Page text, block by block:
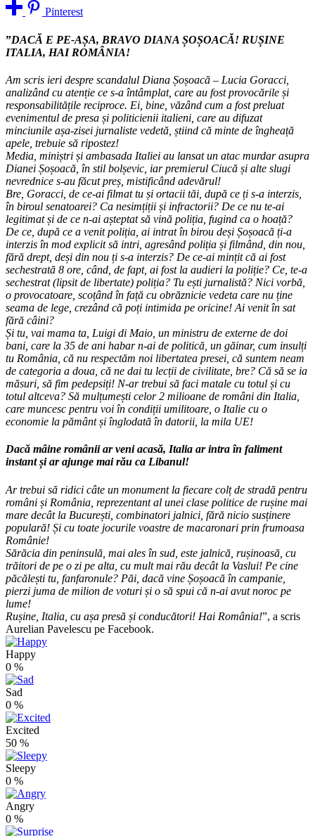
Pinterest
”DACĂ E PE-AȘA, BRAVO DIANA ȘOȘOACĂ! RUȘINE
ITALIA, HAI ROMÂNIA!
Am scris ieri despre scandalul Diana Șoșoacă – Lucia Goracci,
analizând cu atenție ce s-a întâmplat, care au fost provocările și
responsabilitățile reciproce. Ei, bine, văzând cum a fost preluat
evenimentul de presa și politicienii italieni, care au difuzat
minciunile așa-zisei jurnaliste vedetă, știind că minte de îngheață
apele, trebuie să ripostez!
Media, miniștri și ambasada Italiei au lansat un atac murdar asupra
Dianei Șoșoacă, în stil bolșevic, iar premierul Ciucă și alte slugi
nevrednice s-au făcut preș, mistificând adevărul!
Bre, Goracci, de ce-ai filmat tu și ortacii tăi, după ce ți s-a interzis,
în biroul senatoarei? Ca nesimțiții și infractorii? De ce nu te-ai
legitimat și de ce n-ai așteptat să vină poliția, fugind ca o hoață?
De ce, după ce a venit poliția, ai intrat în birou deși Șoșoacă ți-a
interzis în mod explicit să intri, agresând poliția și filmând, din nou,
fără drept, deși din nou ți s-a interzis? De ce-ai mințit că ai fost
sechestrată 8 ore, când, de fapt, ai fost la audieri la poliție? Ce, te-a
sechestrat (lipsit de libertate) poliția? Tu ești jurnalistă? Nici vorbă,
o provocatoare, scoțând în față cu obrăznicie vedeta care nu ține
seama de lege, crezând că poți intimida pe oricine! Ai venit în sat
fără câini?
Și tu, vai mama ta, Luigi di Maio, un ministru de externe de doi
bani, care la 35 de ani habar n-ai de politică, un găinar, cum insulți
tu România, că nu respectăm noi libertatea presei, că suntem neam
de categoria a doua, că ne dai tu lecții de civilitate, bre? Că să se ia
măsuri, să fim pedepsiți! N-ar trebui să faci matale cu totul și cu
totul altceva? Să mulțumești celor 2 milioane de români din Italia,
care muncesc pentru voi în condiții umilitoare, o Italie cu o
economie la pământ și înglodată în datorii, la mila UE!
Dacă mâine românii ar veni acasă, Italia ar intra în faliment
instant și ar ajunge mai rău ca Libanul!
Ar trebui să ridici câte un monument la fiecare colț de stradă pentru
români și România, reprezentant al unei clase politice de rușine mai
mare decât la București, combinatori jalnici, fără nicio susținere
populară! Și cu toate jocurile voastre de macaronari prin frumoasa
Românie!
Sărăcia din peninsulă, mai ales în sud, este jalnică, rușinoasă, cu
trăitori de pe o zi pe alta, cu mult mai rău decât la Vaslui! Pe cine
păcălești tu, fanfaronule? Păi, dacă vine Șoșoacă în campanie,
pierzi juma de milion de voturi și o să spui că n-ai avut noroc pe
lume!
Rușine, Italia, cu așa presă și conducători! Hai România!”, a scris
Aurelian Pavelescu pe Facebook.
Happy
0 %
Sad
0 %
Excited
50 %
Sleepy
0 %
Angry
0 %